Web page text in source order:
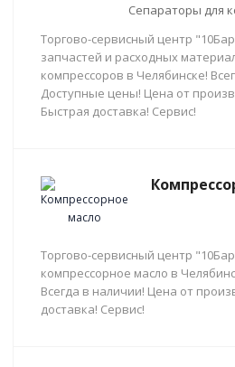
Сепараторы для
Торгово-сервисный центр
запчастей и расходных
компрессоров в Челябинске!
Доступные цены! Цена от
Быстрая доставка! Сервис!
Торгово-сервисный центр
компрессорное масло в
Всегда в наличии! Цена от
доставка! Сервис!